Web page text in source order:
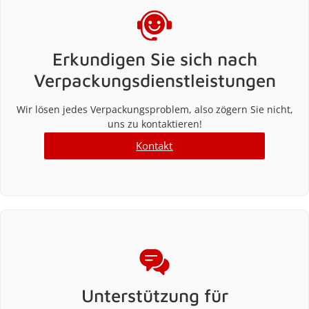
Erkundigen Sie sich nach
Verpackungsdienstleistungen
Wir lösen jedes Verpackungsproblem, also zögern Sie nicht,
uns zu kontaktieren!
Kontakt
Unterstützung für